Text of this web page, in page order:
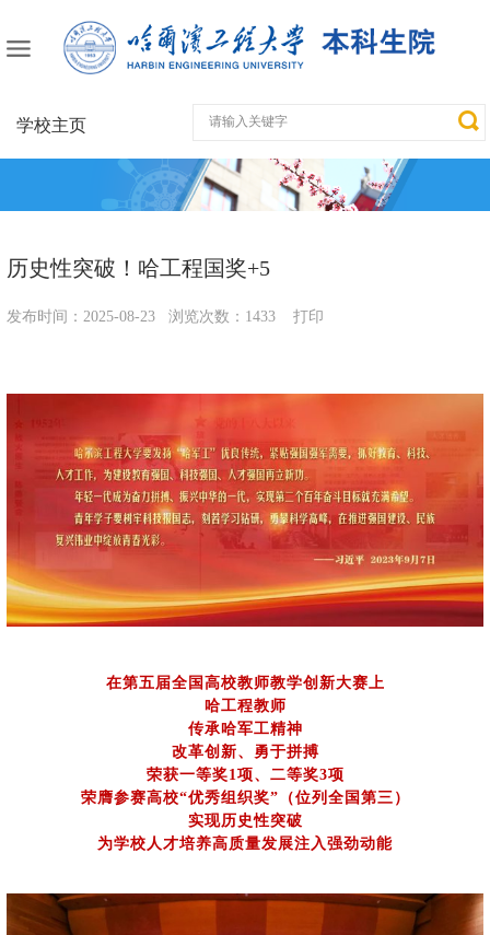
学校主页
历史性突破！哈工程国奖+5
发布时间： 2025-08-23 浏览次数： 1433 打印
在第五届全国高校教师教学创新大赛上
哈工程教师
传承哈军工精神
改革创新、勇于拼搏
荣获一等奖1项、二等奖3项
荣膺参赛高校“优秀组织奖”（位列全国第三）
实现历史性突破
为学校人才培养高质量发展注入强劲动能